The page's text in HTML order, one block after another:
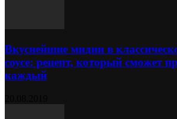
Вкуснейшие мидии в
соусе: рецепт, который сможет
каждый